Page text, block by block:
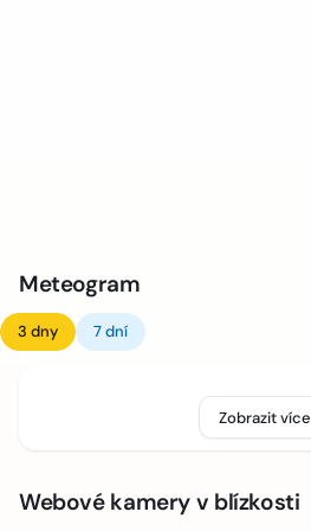
Meteogram
3 dny 7 dní
Zobrazit více
Webové kamery v blízkosti